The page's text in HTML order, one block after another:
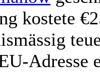
kostete
Adresse